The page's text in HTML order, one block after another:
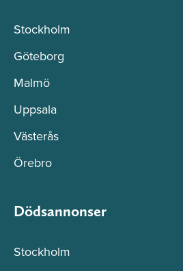
Stockholm
Göteborg
Malmö
Uppsala
Västerås
Örebro
Dödsannonser
Stockholm